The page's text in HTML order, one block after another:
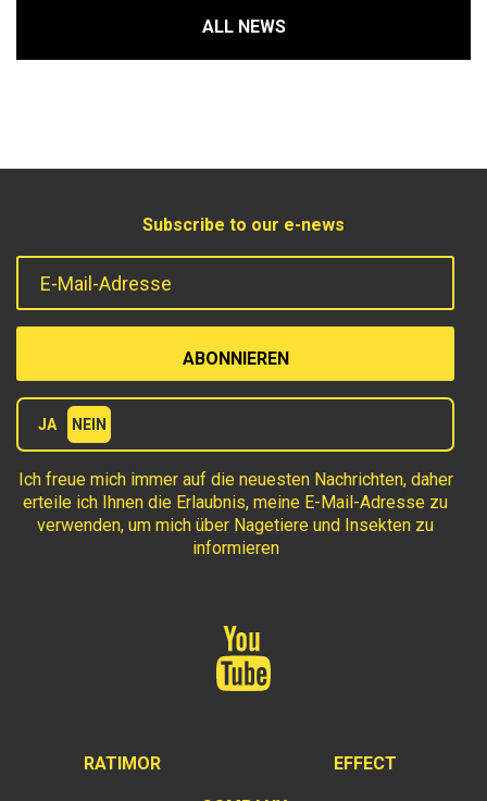
ALL NEWS
Subscribe to our e-news
JA NEIN
Ich freue mich immer auf die neuesten Nachrichten, daher
erteile ich Ihnen die Erlaubnis, meine E-Mail-Adresse zu
verwenden, um mich über Nagetiere und Insekten zu
informieren
RATIMOR EFFECT